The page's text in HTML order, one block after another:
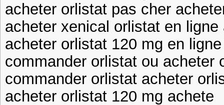
acheter orlistat pas cher
acheter xenical orlistat en
acheter orlistat 120 mg en
commander orlistat ou acheter
commander orlistat acheter
acheter orlistat 120 mg achete